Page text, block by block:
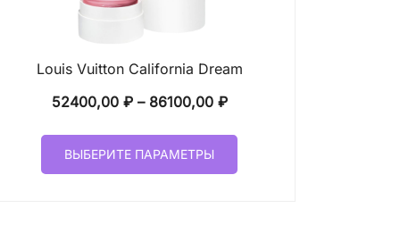
Louis Vuitton California Dream
52400,00 ₽ – 86100,00 ₽Диапазон
–
ВЫБЕРИТЕ ПАРАМЕТРЫ
Этот